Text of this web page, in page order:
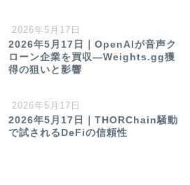
2026年5月17日
2026年5月17日｜OpenAIが音声ク
ローン企業を買収—Weights.gg獲
得の狙いと影響
2026年5月17日
2026年5月17日｜THORChain騒動
で試されるDeFiの信頼性